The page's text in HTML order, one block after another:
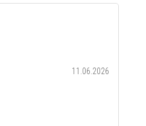
11.06.2026